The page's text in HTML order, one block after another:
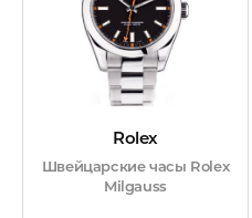
Rolex
Швейцарские часы Rolex
Milgauss